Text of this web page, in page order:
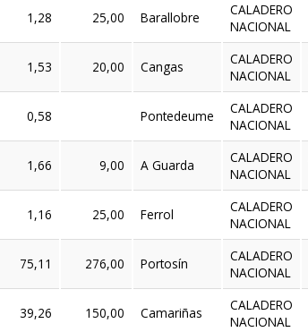
1,28 25,00 Barallobre
CALADERO
NACIONAL
1,53 20,00 Cangas
CALADERO
NACIONAL
0,58 Pontedeume
CALADERO
NACIONAL
1,66 9,00 A Guarda
CALADERO
NACIONAL
1,16 25,00 Ferrol
CALADERO
NACIONAL
75,11 276,00 Portosín
CALADERO
NACIONAL
39,26 150,00 Camariñas
CALADERO
NACIONAL